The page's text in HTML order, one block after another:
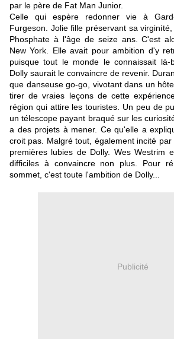
par le père de Fat Man Junior.
Celle qui espère redonner vie à
Furgeson. Jolie fille préservant sa
Phosphate à l'âge de seize ans. C'est
New York. Elle avait pour ambition d'y
puisque tout le monde le connaissait là-
Dolly saurait le convaincre de revenir.
que danseuse go-go, vivotant dans un
tirer de vraies leçons de cette
région qui attire les touristes. Un peu de
un télescope payant braqué sur les
a des projets à mener. Ce qu'elle a
croit pas. Malgré tout, également incité
premières lubies de Dolly. Wes Westrim
difficiles à convaincre non plus. Pour
sommet, c'est toute l'ambition de Dolly...
Publicité